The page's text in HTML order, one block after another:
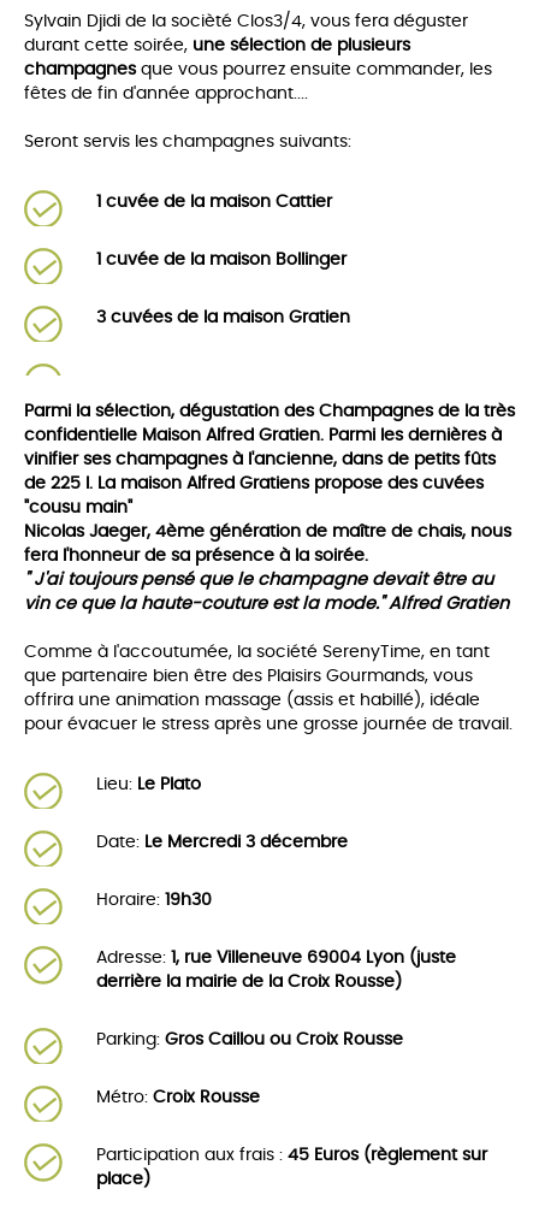
Sylvain Djidi de la socièté Clos3/4, vous fera déguster
durant cette soirée, une sélection de plusieurs
champagnesque vous pourrez ensuite commander, les
fêtes de fin d'année approchant....
Seront servis les champagnes suivants:
1 cuvée de la maison Cattier
1 cuvée de la maison Bollinger
3 cuvées de la maison Gratien
Parmi la sélection, dégustation des Champagnes de la très
confidentielle Maison Alfred Gratien. Parmi les dernières à
vinifier ses champagnes à l'ancienne, dans de petits fûts
de 225 l. La maison Alfred Gratiens propose des cuvées
"cousu main"
Nicolas Jaeger, 4ème génération de maître de chais, nous
fera l'honneur de sa présence à la soirée.
" J'ai toujours pensé que le champagne devait être au
vin ce que la haute-couture est la mode." Alfred Gratien
Comme à l'accoutumée, la société SerenyTime, en tant
que partenaire bien être des Plaisirs Gourmands, vous
offrira une animation massage (assis et habillé), idéale
pour évacuer le stress après une grosse journée de travail.
Lieu: Le Plato
Date: Le Mercredi 3 décembre
Horaire: 19h30
Adresse: 1, rue Villeneuve 69004 Lyon (juste
derrière la mairie de la Croix Rousse)
Parking: Gros Caillou ou Croix Rousse
Métro: Croix Rousse
Participation aux frais : 45 Euros (règlement sur
place)